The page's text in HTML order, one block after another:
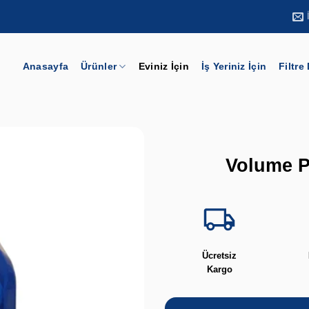
Anasayfa Ürünler Eviniz İçin İş Yeriniz İçin Filtre
Volume
Ücretsiz
Kargo